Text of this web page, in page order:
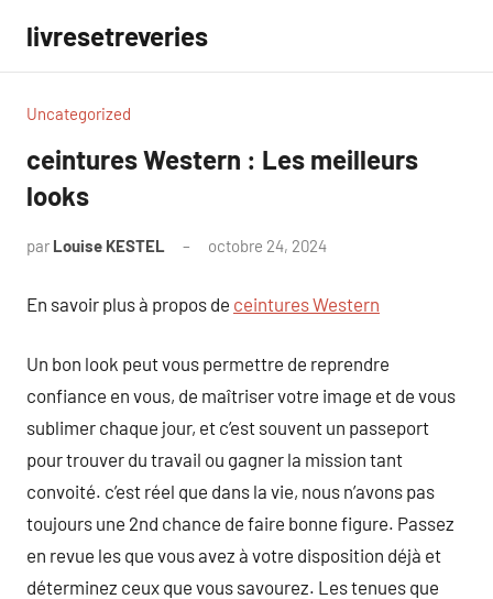
contenu
livresetreveries
Uncategorized
ceintures Western : Les meilleurs
looks
par Louise KESTEL octobre 24, 2024
En savoir plus à propos de ceintures Western
Un bon look peut vous permettre de reprendre
confiance en vous, de maîtriser votre image et de vous
sublimer chaque jour, et c’est souvent un passeport
pour trouver du travail ou gagner la mission tant
convoité. c’est réel que dans la vie, nous n’avons pas
toujours une 2nd chance de faire bonne figure. Passez
en revue les que vous avez à votre disposition déjà et
déterminez ceux que vous savourez. Les tenues que